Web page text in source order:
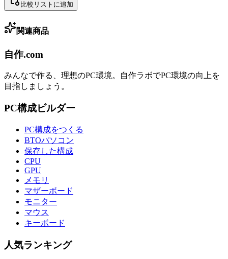
比較リストに追加
関連商品
自作.com
みんなで作る、理想のPC環境。 自作ラボでPC環境の向上を
目指しましょう。
PC構成ビルダー
PC構成をつくる
BTOパソコン
保存した構成
CPU
GPU
メモリ
マザーボード
モニター
マウス
キーボード
人気ランキング